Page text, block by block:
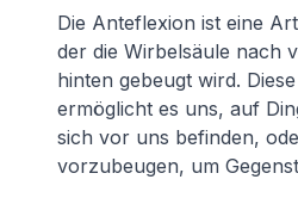
Die Anteflexion ist eine
der die Wirbelsäule nach
hinten gebeugt wird.
ermöglicht es uns, auf
sich vor uns befinden,
vorzubeugen, um